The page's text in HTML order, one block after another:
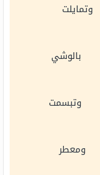
بالوشي
وتبسمت
ومعطر